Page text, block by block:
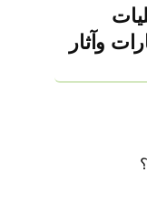
وآثار